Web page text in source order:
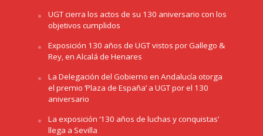
UGT cierra los actos de su 130 aniversario con los
objetivos cumplidos
Exposición 130 años de UGT vistos por Gallego &
Rey, en Alcalá de Henares
La Delegación del Gobierno en Andalucía otorga
el premio ‘Plaza de España’ a UGT por el 130
aniversario
La exposición ‘130 años de luchas y conquistas’
llega a Sevilla